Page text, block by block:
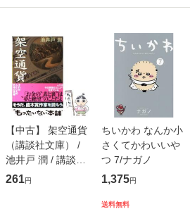
【中古】 架空通貨
（講談社文庫） /
池井戸 潤 / 講談社
[文庫]【メール便送
261円
ちいかわ なんか小
さくてかわいいや
つ 7/ナガノ
1,375円
送料無料